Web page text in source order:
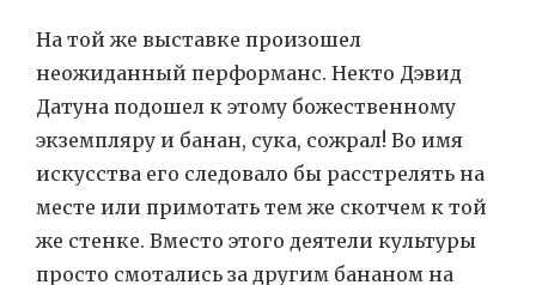
На той же выставке произошел
неожиданный перформанс. Некто Дэвид
Датуна подошел к этому божественному
экземпляру и банан, сука, сожрал! Во имя
искусства его следовало бы расстрелять на
месте или примотать тем же скотчем к той
же стенке. Вместо этого деятели культуры
просто смотались за другим бананом на